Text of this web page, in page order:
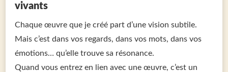
vivants
Chaque œuvre que je créé part d’une vision subtile.
Mais c’est dans vos regards, dans vos mots, dans vos
émotions… qu’elle trouve sa résonance.
Quand vous entrez en lien avec une œuvre, c’est un